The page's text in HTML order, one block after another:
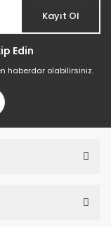
Kayıt Ol
Edin
haberdar olabilirsiniz.